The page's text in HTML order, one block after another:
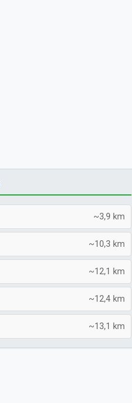
~3,9 km
~10,3 km
~12,1 km
~12,4 km
~13,1 km